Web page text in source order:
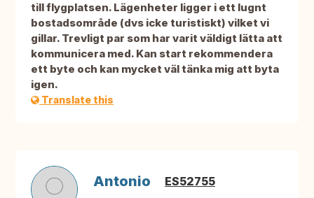
till flygplatsen. Lägenheter ligger i ett lugnt
bostadsområde (dvs icke turistiskt) vilket vi
gillar. Trevligt par som har varit väldigt lätta att
kommunicera med. Kan start rekommendera
ett byte och kan mycket väl tänka mig att byta
igen.
Translate this
Antonio ES52755